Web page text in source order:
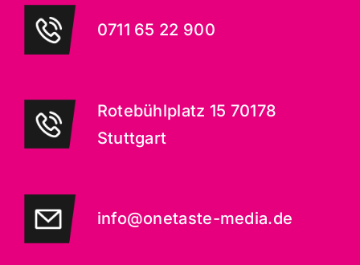
0711 65 22 900
Rotebühlplatz 15 70178
Stuttgart
info@onetaste-media.de